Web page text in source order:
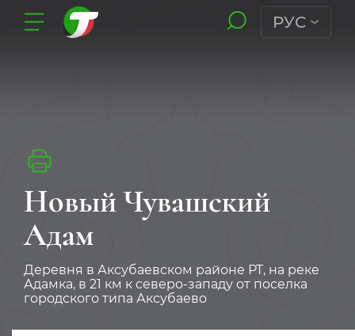
РУС
Новый Чувашский
Адам
Деревня в Аксубаевском районе РТ, на реке
Адамка, в 21 км к северо-западу от поселка
городского типа Аксубаево